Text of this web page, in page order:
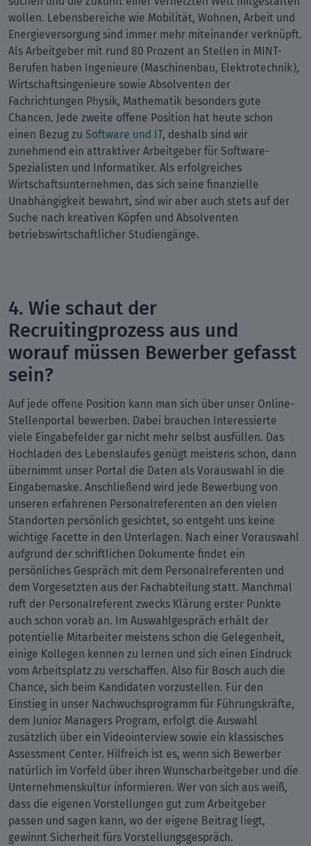
wollen. Lebensbereiche wie Mobilität, Wohnen, Arbeit und
Energieversorgung sind immer mehr miteinander verknüpft.
Als Arbeitgeber mit rund 80 Prozent an Stellen in MINT-
Berufen haben Ingenieure (Maschinenbau, Elektrotechnik),
Wirtschaftsingenieure sowie Absolventen der
Fachrichtungen Physik, Mathematik besonders gute
Chancen. Jede zweite offene Position hat heute schon
einen Bezug zu Software und IT, deshalb sind wir
zunehmend ein attraktiver Arbeitgeber für Software-
Spezialisten und Informatiker. Als erfolgreiches
Wirtschaftsunternehmen, das sich seine finanzielle
Unabhängigkeit bewahrt, sind wir aber auch stets auf der
Suche nach kreativen Köpfen und Absolventen
betriebswirtschaftlicher Studiengänge.
4. Wie schaut der
Recruitingprozess aus und
worauf müssen Bewerber gefasst
sein?
Auf jede offene Position kann man sich über unser Online-
Stellenportal bewerben. Dabei brauchen Interessierte
viele Eingabefelder gar nicht mehr selbst ausfüllen. Das
Hochladen des Lebenslaufes genügt meistens schon, dann
übernimmt unser Portal die Daten als Vorauswahl in die
Eingabemaske. Anschließend wird jede Bewerbung von
unseren erfahrenen Personalreferenten an den vielen
Standorten persönlich gesichtet, so entgeht uns keine
wichtige Facette in den Unterlagen. Nach einer Vorauswahl
aufgrund der schriftlichen Dokumente findet ein
persönliches Gespräch mit dem Personalreferenten und
dem Vorgesetzten aus der Fachabteilung statt. Manchmal
ruft der Personalreferent zwecks Klärung erster Punkte
auch schon vorab an. Im Auswahlgespräch erhält der
potentielle Mitarbeiter meistens schon die Gelegenheit,
einige Kollegen kennen zu lernen und sich einen Eindruck
vom Arbeitsplatz zu verschaffen. Also für Bosch auch die
Chance, sich beim Kandidaten vorzustellen. Für den
Einstieg in unser Nachwuchsprogramm für Führungskräfte,
dem Junior Managers Program, erfolgt die Auswahl
zusätzlich über ein Videointerview sowie ein klassisches
Assessment Center. Hilfreich ist es, wenn sich Bewerber
natürlich im Vorfeld über ihren Wunscharbeitgeber und die
Unternehmenskultur informieren. Wer von sich aus weiß,
dass die eigenen Vorstellungen gut zum Arbeitgeber
passen und sagen kann, wo der eigene Beitrag liegt,
gewinnt Sicherheit fürs Vorstellungsgespräch.